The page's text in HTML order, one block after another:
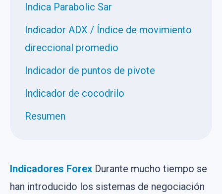
Indica Parabolic Sar
Indicador ADX / Índice de movimiento
direccional promedio
Indicador de puntos de pivote
Indicador de cocodrilo
Resumen
Indicadores Forex Durante mucho tiempo se
han introducido los sistemas de negociación